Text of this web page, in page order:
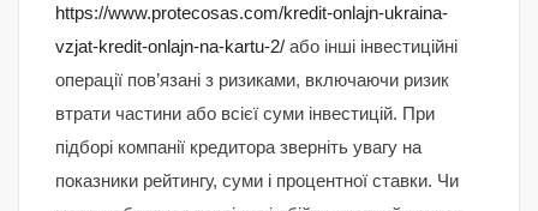
https://www.protecosas.com/kredit-onlajn-ukraina-
vzjat-kredit-onlajn-na-kartu-2/ або інші інвестиційні
операції пов’язані з ризиками, включаючи ризик
втрати частини або всієї суми інвестицій. При
підборі компанії кредитора зверніть увагу на
показники рейтингу, суми і процентної ставки. Чи